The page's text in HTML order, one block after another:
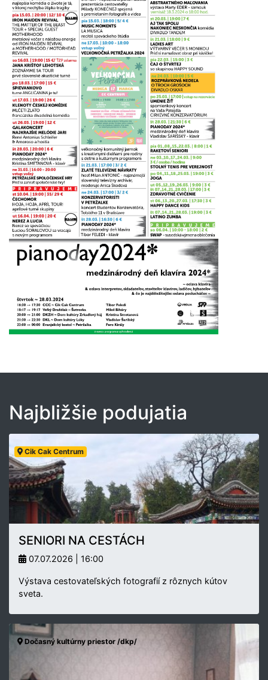
Najbližšie podujatia
Cik Cak Centrum
SENIORI NA CESTÁCH
07.07.2026 | 16:00
Výstava cestovateľských fotografií z rôznych kútov
sveta.
Dočasný kultúrny priestor /dkp/